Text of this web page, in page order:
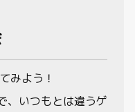
みよう！
、いつもとは違うゲ